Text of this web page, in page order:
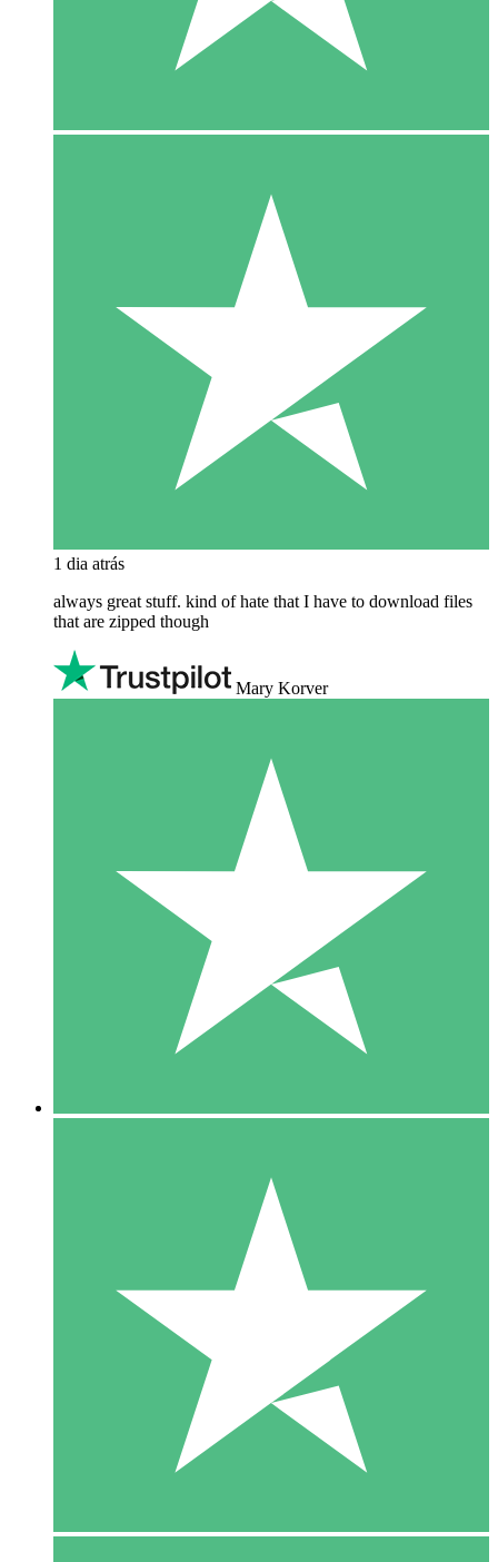
1 dia atrás
always great stuff. kind of hate that I have to download files
that are zipped though
Mary Korver